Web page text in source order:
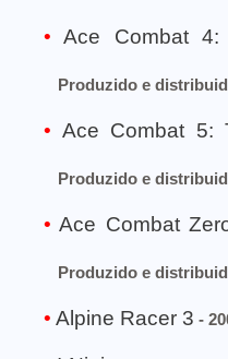
Ace Combat 4:
Produzido e
Ace Combat 5:
Produzido e
Ace Combat
Produzido e
Alpine Racer 3 -